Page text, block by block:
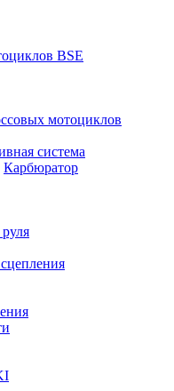
BSE
мотоциклов
система
Карбюратор